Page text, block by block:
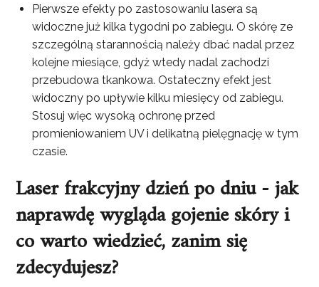
Pierwsze efekty po zastosowaniu lasera są
widoczne już kilka tygodni po zabiegu. O skórę ze
szczególną starannością należy dbać nadal przez
kolejne miesiące, gdyż wtedy nadal zachodzi
przebudowa tkankowa. Ostateczny efekt jest
widoczny po upływie kilku miesięcy od zabiegu.
Stosuj więc wysoką ochronę przed
promieniowaniem UV i delikatną pielęgnację w tym
czasie.
Laser frakcyjny dzień po dniu - jak
naprawdę wygląda gojenie skóry i
co warto wiedzieć, zanim się
zdecydujesz?